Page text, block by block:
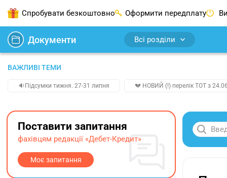
Спробувати безкоштовно Оформити передплату
Документи Всі розділи
ВАЖЛИВІ ТЕМИ
🔉Підсумки тижня. 27-31 липня 💔 НОВИЙ (!) перелік ТОТ з
Поставити запитання
фахівцям редакції «Дебет-Кредит»
Моє запитання